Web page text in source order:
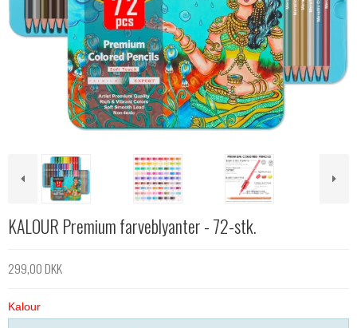
KALOUR Premium farveblyanter - 72-stk.
299,00 DKK
Kalour